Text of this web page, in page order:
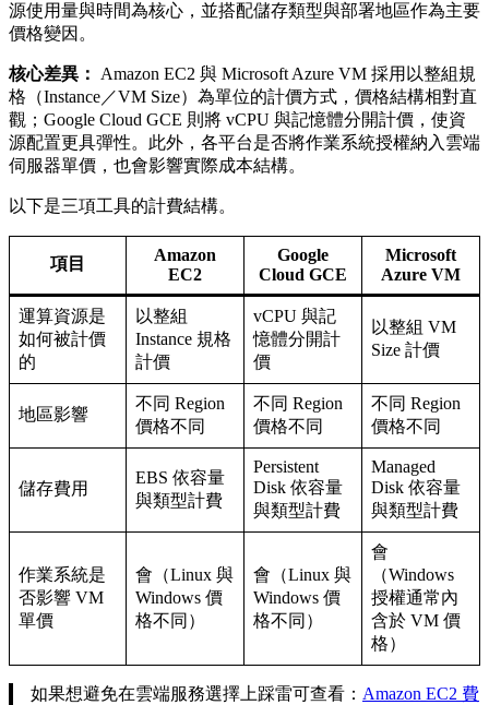
源使用量與時間為核心，並搭配儲存類型與部署地區作為主要
價格變因。
核心差異：
Amazon EC2 與 Microsoft Azure VM 採用以整組規
格（Instance／VM Size）為單位的計價方式，價格結構相對直
觀；Google Cloud GCE 則將 vCPU 與記憶體分開計價，使資
源配置更具彈性。此外，各平台是否將作業系統授權納入雲端
伺服器單價，也會影響實際成本結構。
以下是三項工具的計費結構。
項目
Amazon
EC2
Google
Cloud GCE
Microsoft
Azure VM
運算資源是
如何被計價
的
以整組
Instance 規格
計價
vCPU 與記
憶體分開計
價
以整組 VM
Size 計價
地區影響
不同 Region
價格不同
不同 Region
價格不同
不同 Region
價格不同
儲存費用
EBS 依容量
與類型計費
Persistent
Disk 依容量
與類型計費
Managed
Disk 依容量
與類型計費
作業系統是
否影響 VM
單價
會（Linux 與
Windows 價
格不同）
會（Linux 與
Windows 價
格不同）
會
（Windows
授權通常內
含於 VM 價
格）
如果想避免在雲端服務選擇上踩雷可查看： Amazon EC2 費